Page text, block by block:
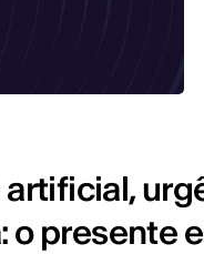
o presente